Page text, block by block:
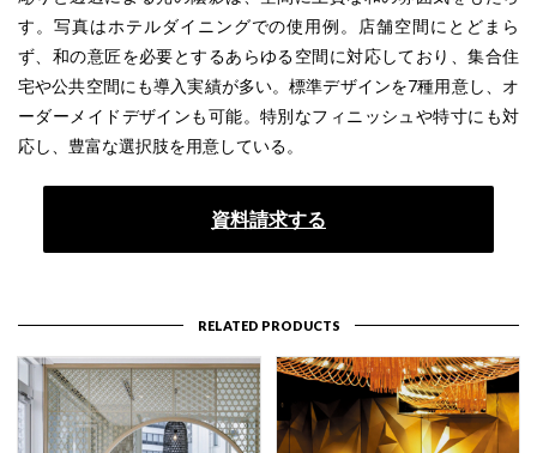
す。写真はホテルダイニングでの使用例。店舗空間にとどまら
ず、和の意匠を必要とするあらゆる空間に対応しており、集合住
宅や公共空間にも導入実績が多い。標準デザインを7種用意し、オ
ーダーメイドデザインも可能。特別なフィニッシュや特寸にも対
応し、豊富な選択肢を用意している。
資料請求する
RELATED PRODUCTS